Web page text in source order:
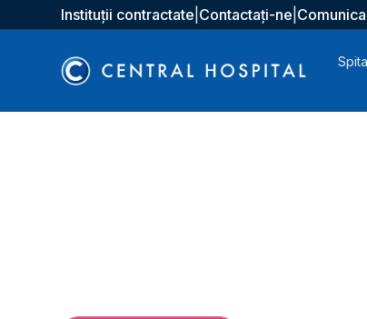
Instituții contractate Contactați-ne